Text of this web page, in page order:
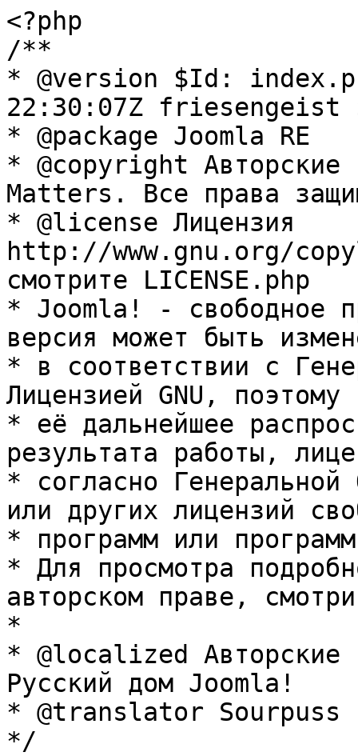
<?php
/**
* @version $Id:
22:30:07Z friesengeist
* @package Joomla RE
* @copyright Авторские
Matters. Все права
* @license Лицензия
http://www.gnu.org/
смотрите LICENSE.php
* Joomla! - свободное
версия может быть
* в соответствии с
Лицензией GNU, поэтому
* её дальнейшее
результата работы,
* согласно Генеральной
или других лицензий
* программ или
* Для просмотра
авторском праве,
*
* @localized Авторские
Русский дом Joomla!
* @translator Sourpuss
*/